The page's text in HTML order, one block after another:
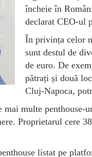
încheie în
declarat CEO-ul
În privința celor
sunt destul de
de euro. De
pătrați și două
Cluj-Napoca,
multe penthouse-
Proprietarul cere
listat pe